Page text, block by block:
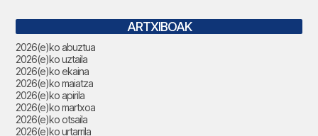
ARTXIBOAK
2026(e)ko abuztua
2026(e)ko uztaila
2026(e)ko ekaina
2026(e)ko maiatza
2026(e)ko apirila
2026(e)ko martxoa
2026(e)ko otsaila
2026(e)ko urtarrila